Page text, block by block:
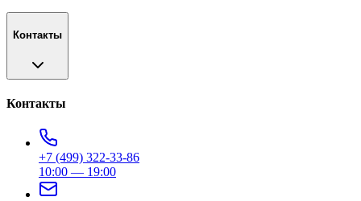
Контакты
Контакты
+7 (499) 322-33-86
10:00 — 19:00